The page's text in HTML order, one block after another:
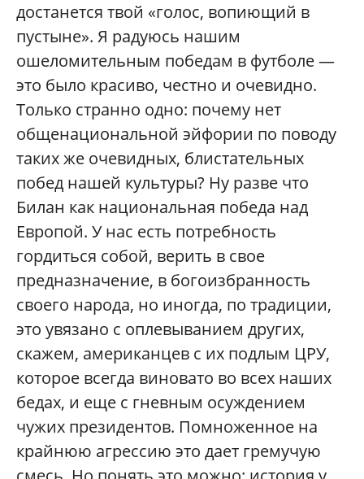
достанется твой «голос, вопиющий в
пустыне». Я радуюсь нашим
ошеломительным победам в футболе —
это было красиво, честно и очевидно.
Только странно одно: почему нет
общенациональной эйфории по поводу
таких же очевидных, блистательных
побед нашей культуры? Ну разве что
Билан как национальная победа над
Европой. У нас есть потребность
гордиться собой, верить в свое
предназначение, в богоизбранность
своего народа, но иногда, по традиции,
это увязано с оплевыванием других,
скажем, американцев с их подлым ЦРУ,
которое всегда виновато во всех наших
бедах, и еще с гневным осуждением
чужих президентов. Помноженное на
крайнюю агрессию это дает гремучую